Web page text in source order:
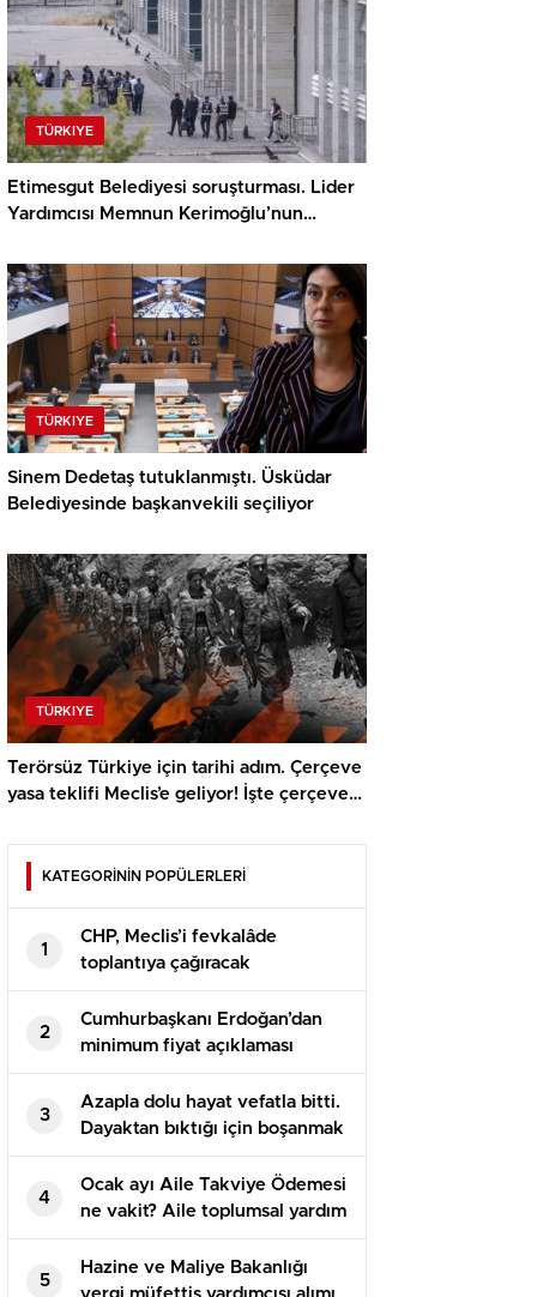
TÜRKIYE
Etimesgut Belediyesi soruşturması. Lider
Yardımcısı Memnun Kerimoğlu’nun
TÜRKIYE
Sinem Dedetaş tutuklanmıştı. Üsküdar
Belediyesinde başkanvekili seçiliyor
TÜRKIYE
Terörsüz Türkiye için tarihi adım. Çerçeve
yasa teklifi Meclis’e geliyor! İşte çerçeve
KATEGORİNİN POPÜLERLERİ
1
CHP, Meclis’i fevkalâde
toplantıya çağıracak
2
Cumhurbaşkanı Erdoğan’dan
minimum fiyat açıklaması
3
Azapla dolu hayat vefatla bitti.
Dayaktan bıktığı için boşanmak
istemiş
4
Ocak ayı Aile Takviye Ödemesi
ne vakit? Aile toplumsal yardım
paralarının ödemesi bekleniyor
5
Hazine ve Maliye Bakanlığı